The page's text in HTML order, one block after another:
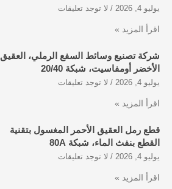
يوليو 4, 2026 لا توجد تعليقات
اقرأ المزيد »
شركة تصنيع وسائط السفع الرملي، العقيق
الأخضر أومفاسيت، شبكة 20/40
يوليو 4, 2026 لا توجد تعليقات
اقرأ المزيد »
قطع رمل العقيق الأحمر المغسول بتقنية
القطع بنفث الماء، شبكة 80A
يوليو 4, 2026 لا توجد تعليقات
اقرأ المزيد »